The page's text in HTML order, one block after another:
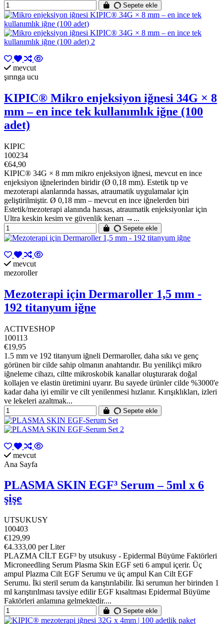
Sepete ekle
mevcut
şırınga ucu
KIPIC® Mikro enjeksiyon iğnesi 34G × 8
mm – en ince tek kullanımlık iğne (100
adet)
KIPIC
100234
€64,90
KIPIC® 34G × 8 mm mikro enjeksiyon iğnesi, mevcut en ince
enjeksiyon iğnelerinden biridir (Ø 0,18 mm). Estetik tıp ve
mezoterapi alanlarında hassas, atraumatik uygulamalar için
geliştirilmiştir. Ø 0,18 mm – mevcut en ince iğnelerden biri
Estetik/mezoterapi alanında hassas, atraumatik enjeksiyonlar için
Ultra keskin kesim ve güvenlik kenarı →...
Sepete ekle
mevcut
mezoroller
Mezoterapi için Dermaroller 1,5 mm -
192 titanyum iğne
ACTIVESHOP
100113
€19,95
1.5 mm ve 192 titanyum iğneli Dermaroller, daha sıkı ve genç
görünen bir cilde sahip olmanın anahtarıdır. Bu yenilikçi mikro
iğneleme cihazı, ciltte mikroskobik kanallar oluşturarak doğal
kollajen ve elastin üretimini uyarır. Bu sayede ürünler cilde %3000'e
kadar daha iyi emilir ve cilt yenilenmesi hızlanır. Kırışıklıkları, izleri
ve lekeleri azaltmak...
Sepete ekle
mevcut
Ana Sayfa
PLASMA SKIN EGF³ Serum – 5ml x 6
şişe
UTSUKUSY
100403
€129,99
€4.333,00 per Liter
PLAZMA CİLT EGF³ by utsukusy - Epidermal Büyüme Faktörleri
Microneedling Serum Plasma Skin EGF seti 6 ampul içerir. Üç
ampul Plazma Cilt EGF Serumu ve üç ampul Kan Cilt EGF
Serumu. İki steril serum da karıştırılabilir. İki serumun her birinden 1
ml karıştırılması tavsiye edilir EGF kısaltması Epidermal Büyüme
Faktörleri anlamına gelmektedir....
Sepete ekle